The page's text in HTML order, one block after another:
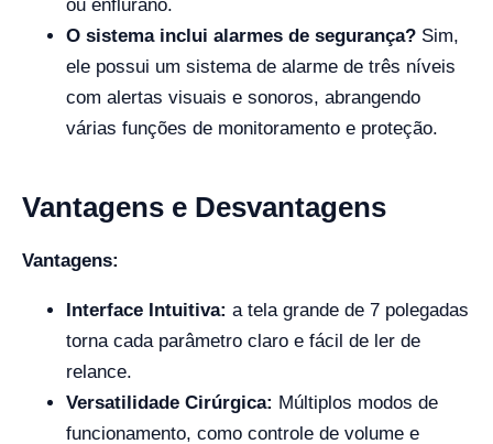
ou enflurano.
O sistema inclui alarmes de segurança? Sim,
ele possui um sistema de alarme de três níveis
com alertas visuais e sonoros, abrangendo
várias funções de monitoramento e proteção.
Vantagens e Desvantagens
Vantagens:
Interface Intuitiva: a tela grande de 7 polegadas
torna cada parâmetro claro e fácil de ler de
relance.
Versatilidade Cirúrgica: Múltiplos modos de
funcionamento, como controle de volume e